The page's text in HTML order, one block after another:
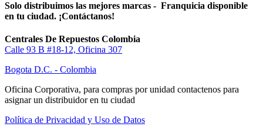
Solo distribuimos las mejores marcas - Franquicia disponible
en tu ciudad. ¡Contáctanos!
Centrales De Repuestos Colombia
Calle 93 B #18-12, Oficina 307
Bogota D.C. - Colombia
Oficina Corporativa, para compras por unidad contactenos para
asignar un distribuidor en tu ciudad
Política de Privacidad y Uso de Datos